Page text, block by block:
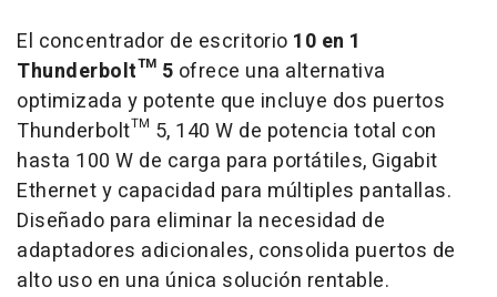
El concentrador de escritorio 10 en 1
Thunderbolt™ 5 ofrece una alternativa
optimizada y potente que incluye dos puertos
Thunderbolt™ 5, 140 W de potencia total con
hasta 100 W de carga para portátiles, Gigabit
Ethernet y capacidad para múltiples pantallas.
Diseñado para eliminar la necesidad de
adaptadores adicionales, consolida puertos de
alto uso en una única solución rentable.